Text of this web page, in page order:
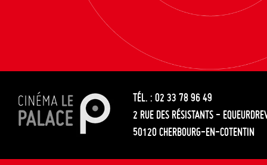
TÉL. : 02 33 78 96 49
2 RUE DES RÉSISTANTS -
50120 CHERBOURG-EN-COTENTIN